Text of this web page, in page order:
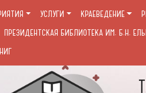
УСЛУГИ КРАЕВЕДЕНИЕ
ПРЕЗИДЕНТСКАЯ БИБЛИОТЕКА ИМ. Б.Н.